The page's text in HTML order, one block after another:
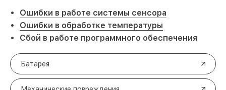
Ошибки в работе системы сенсора
Ошибки в обработке температуры
Сбой в работе программного обеспечения
Батарея